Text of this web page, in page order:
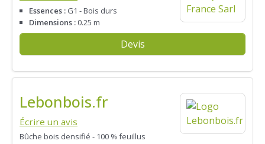
Essences : G1 - Bois durs
Dimensions : 0.25 m
Devis
Lebonbois.fr
Écrire un avis
Bûche bois densifié - 100 % feuillus